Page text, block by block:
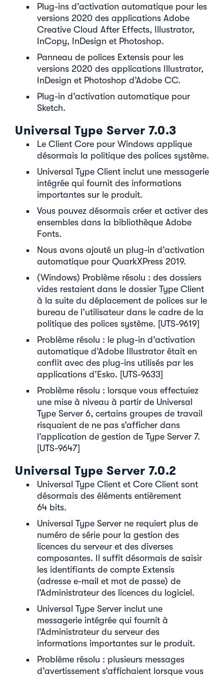
Plug-ins d’activation automatique pour les
versions 2020 des applications Adobe
Creative Cloud After Effects, Illustrator,
InCopy, InDesign et Photoshop.
Panneau de polices Extensis pour les
versions 2020 des applications Illustrator,
InDesign et Photoshop d’Adobe CC.
Plug-in d’activation automatique pour
Sketch.
Universal Type Server 7.0.3
Le Client Core pour Windows applique
désormais la politique des polices système.
Universal Type Client inclut une messagerie
intégrée qui fournit des informations
importantes sur le produit.
Vous pouvez désormais créer et activer des
ensembles dans la bibliothèque Adobe
Fonts.
Nous avons ajouté un plug-in d’activation
automatique pour QuarkXPress 2019.
(Windows) Problème résolu : des dossiers
vides restaient dans le dossier Type Client
à la suite du déplacement de polices sur le
bureau de l’utilisateur dans le cadre de la
politique des polices système. [UTS-9619]
Problème résolu : le plug-in d’activation
automatique d’Adobe Illustrator était en
conflit avec des plug-ins utilisés par les
applications d’Esko. [UTS-9633]
Problème résolu : lorsque vous effectuiez
une mise à niveau à partir de Universal
Type Server 6, certains groupes de travail
risquaient de ne pas s’afficher dans
l’application de gestion de Type Server 7.
[UTS-9647]
Universal Type Server 7.0.2
Universal Type Client et Core Client sont
désormais des éléments entièrement
64 bits.
Universal Type Server ne requiert plus de
numéro de série pour la gestion des
licences du serveur et des diverses
composantes. Il suffit désormais de saisir
les identifiants de compte Extensis
(adresse e-mail et mot de passe) de
l’Administrateur des licences du logiciel.
Universal Type Server inclut une
messagerie intégrée qui fournit à
l’Administrateur du serveur des
informations importantes sur le produit.
Problème résolu : plusieurs messages
d’avertissement s’affichaient lorsque vous